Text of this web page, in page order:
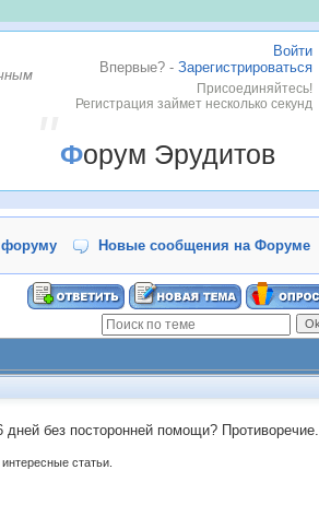
Войти
Впервые? - Зарегистрироваться
Присоединяйтесь!
Регистрация займет несколько секунд
Форум Эрудитов
форуму Новые сообщения на Форуме
без посторонней помощи? Противоречие.
статьи.